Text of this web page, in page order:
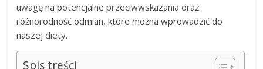
uwagę na potencjalne przeciwwskazania oraz
różnorodność odmian, które można wprowadzić do
naszej diety.
Spis treści